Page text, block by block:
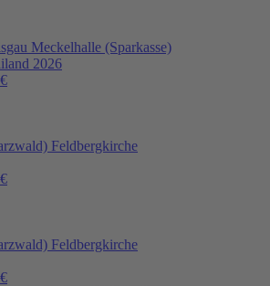
Meckelhalle (Sparkasse)
2026
Feldbergkirche
Feldbergkirche